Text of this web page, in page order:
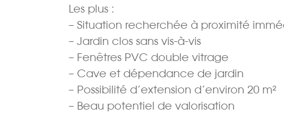
Les plus :
– Situation recherchée à proximité
– Jardin clos sans vis-à-vis
– Fenêtres PVC double vitrage
– Cave et dépendance de jardin
– Possibilité d’extension d’environ 20 m²
– Beau potentiel de valorisation